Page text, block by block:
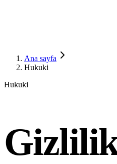
Ana sayfa
Hukuki
Hukuki